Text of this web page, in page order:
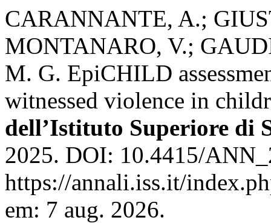
CARANNANTE, A.;
MONTANARO, V.;
M. G. EpiCHILD
witnessed violence in
dell’Istituto Superiore di
2025. DOI: 10.4415/
https://annali.iss.it/
em: 7 aug. 2026.